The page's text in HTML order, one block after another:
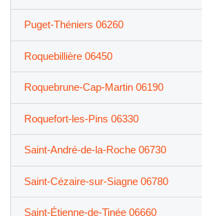
Puget-Théniers 06260
Roquebillière 06450
Roquebrune-Cap-Martin 06190
Roquefort-les-Pins 06330
Saint-André-de-la-Roche 06730
Saint-Cézaire-sur-Siagne 06780
Saint-Étienne-de-Tinée 06660